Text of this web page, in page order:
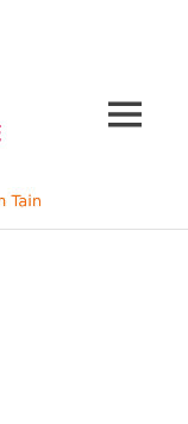
de
MENU